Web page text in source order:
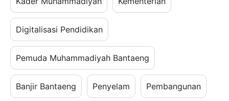
Digitalisasi Pendidikan
Pemuda Muhammadiyah Bantaeng
Banjir Bantaeng Penyelam Pembangunan